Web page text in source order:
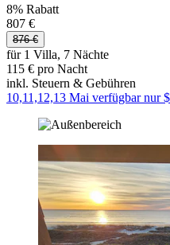
8% Rabatt
807 €
876 €
für 1 Villa, 7 Nächte
115 € pro Nacht
inkl. Steuern & Gebühren
10,11,12,13 Mai verfügbar nur